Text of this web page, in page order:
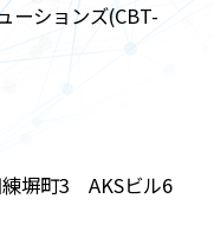
ーションズ(CBT-
塀町3 AKSビル6